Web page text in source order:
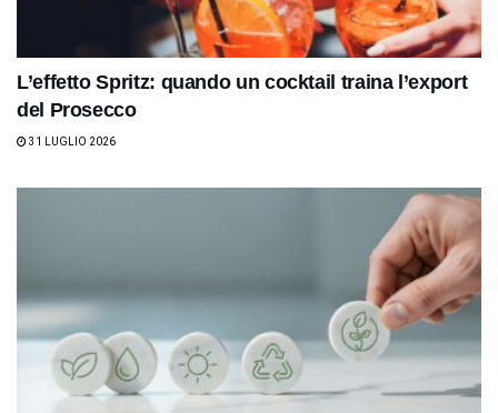
L’effetto Spritz: quando un cocktail traina l’export
del Prosecco
31 LUGLIO 2026